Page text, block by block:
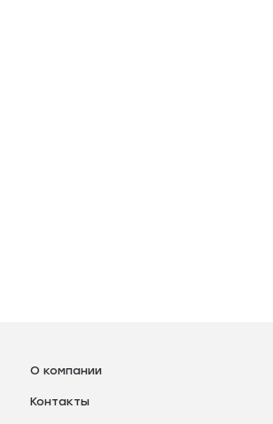
О компании
Контакты